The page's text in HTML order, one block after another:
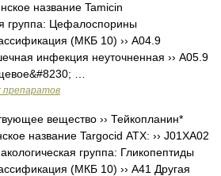
название Tamicin
группа: Цефалоспорины
(МКБ 10) ›› A04.9
инфекция неуточненная ›› A05.9
…
препаратов
вещество ›› Тейкопланин*
название Targocid АТХ: ›› J01XA02
группа: Гликопептиды
(МКБ 10) ›› A41 Другая